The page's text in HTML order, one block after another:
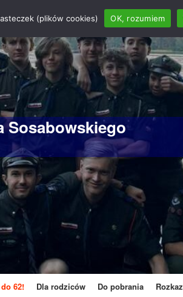
Sosabowskiego
do 62! Dla rodziców Do pobrania
(plików cookies) OK, rozumiem